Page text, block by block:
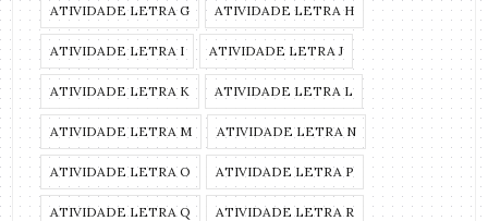
ATIVIDADE LETRA G ATIVIDADE LETRA H
ATIVIDADE LETRA I ATIVIDADE LETRA J
ATIVIDADE LETRA K ATIVIDADE LETRA L
ATIVIDADE LETRA M ATIVIDADE LETRA N
ATIVIDADE LETRA O ATIVIDADE LETRA P
ATIVIDADE LETRA Q ATIVIDADE LETRA R